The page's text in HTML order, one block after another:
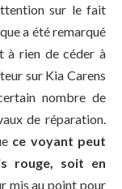
sur le fait
a été remarqué
à rien de céder à
sur Kia Carens
nombre de
de réparation.
ce voyant peut
rouge, soit en
mis au point pour